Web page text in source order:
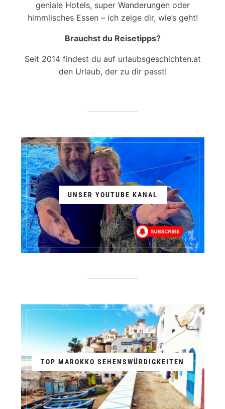
geniale Hotels, super Wanderungenoder
himmlisches Essen – ich zeige dir, wie’s geht!
Brauchst du Reisetipps?
Seit 2014 findest du auf urlaubsgeschichten.at
den Urlaub, der zu dir passt!
UNSER YOUTUBE KANAL
TOP MAROKKO SEHENSWÜRDIGKEITEN